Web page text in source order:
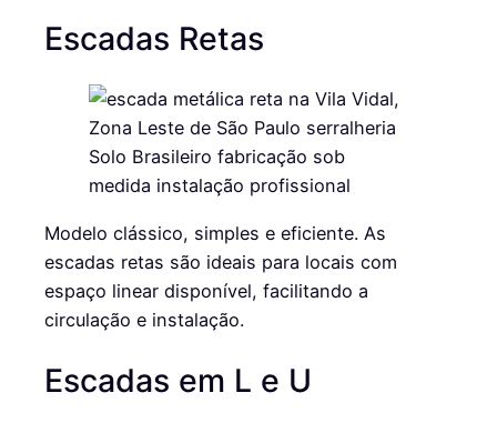
Escadas Retas
Modelo clássico, simples e eficiente. As
escadas retas são ideais para locais com
espaço linear disponível, facilitando a
circulação e instalação.
Escadas em L e U